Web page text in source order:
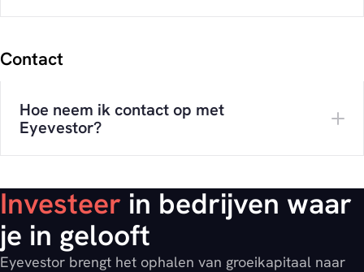
Contact
Hoe neem ik contact op met
Eyevestor?
Investeer in bedrijven waar
je in gelooft
Eyevestor brengt het ophalen van groeikapitaal naar